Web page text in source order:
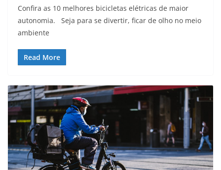
Confira as 10 melhores bicicletas elétricas de maior
autonomia. Seja para se divertir, ficar de olho no meio
ambiente
Read More